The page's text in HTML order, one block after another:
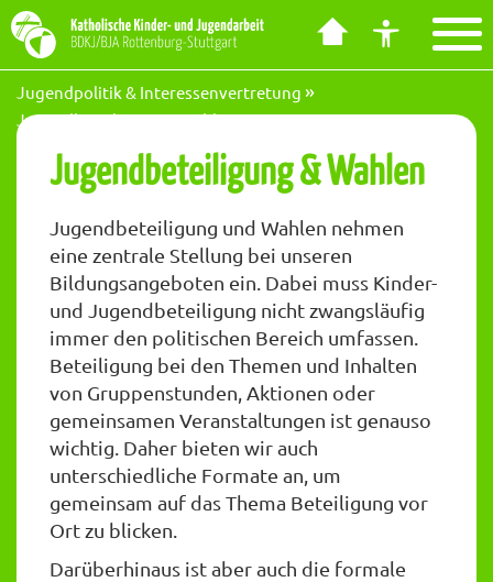
Barrierefreiheit Dashboard öffnen
Hauptnavigation anzeigen
zum Inhalt springen
Tastenkombinationen anzeigen
Jugendpolitik & Interessenvertretung
Jugendbeteiligung & Wahlen
Jugendbeteiligung & Wahlen
Jugendbeteiligung und Wahlen nehmen
eine zentrale Stellung bei unseren
Bildungsangeboten ein. Dabei muss Kinder-
und Jugendbeteiligung nicht zwangsläufig
immer den politischen Bereich umfassen.
Beteiligung bei den Themen und Inhalten
von Gruppenstunden, Aktionen oder
gemeinsamen Veranstaltungen ist genauso
wichtig. Daher bieten wir auch
unterschiedliche Formate an, um
gemeinsam auf das Thema Beteiligung vor
Ort zu blicken.
Darüberhinaus ist aber auch die formale